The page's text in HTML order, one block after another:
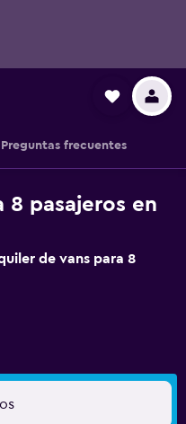
Preguntas frecuentes
8 pasajeros en
de vans para 8